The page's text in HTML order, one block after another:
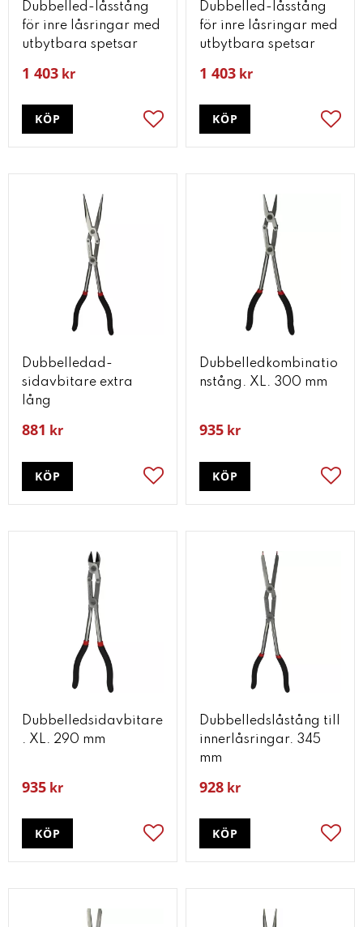
Dubbelled-låsstång
för inre låsringar med
utbytbara spetsar
1 403 kr
Lägg till i favoriter
KÖP
Dubbelled-låsstång
för inre låsringar med
utbytbara spetsar
1 403 kr
KÖP
Dubbelledad-
sidavbitare extra
lång
881 kr
Lägg till i favoriter
KÖP
Dubbelledkombinatio
nstång. XL. 300 mm
935 kr
KÖP
Dubbelledsidavbitare
. XL. 290 mm
935 kr
Lägg till i favoriter
KÖP
Dubbelledslåstång till
innerlåsringar. 345
mm
928 kr
KÖP